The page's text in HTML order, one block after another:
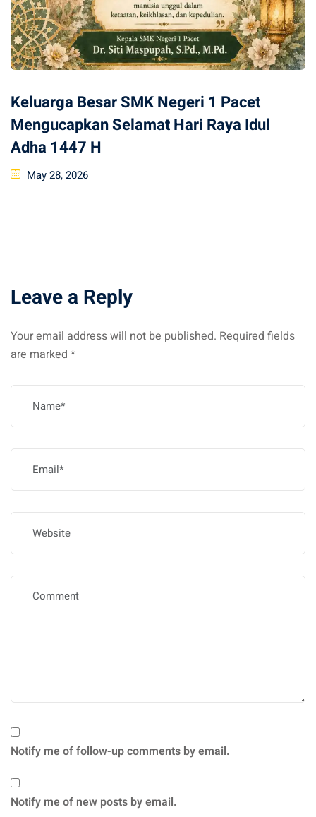
Keluarga Besar SMK Negeri 1 Pacet
Mengucapkan Selamat Hari Raya Idul
Adha 1447 H
Posted
May 28, 2026
Leave a Reply
Your email address will not be published. Required fields
are marked *
Notify me of follow-up comments by email.
Notify me of new posts by email.